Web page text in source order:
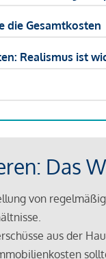
die Gesamtkosten
Realismus ist
Das
von
aus der